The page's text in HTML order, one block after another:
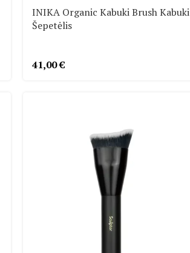
INIKA Organic Kabuki Brush Kabuki
Šepetėlis
41,00€